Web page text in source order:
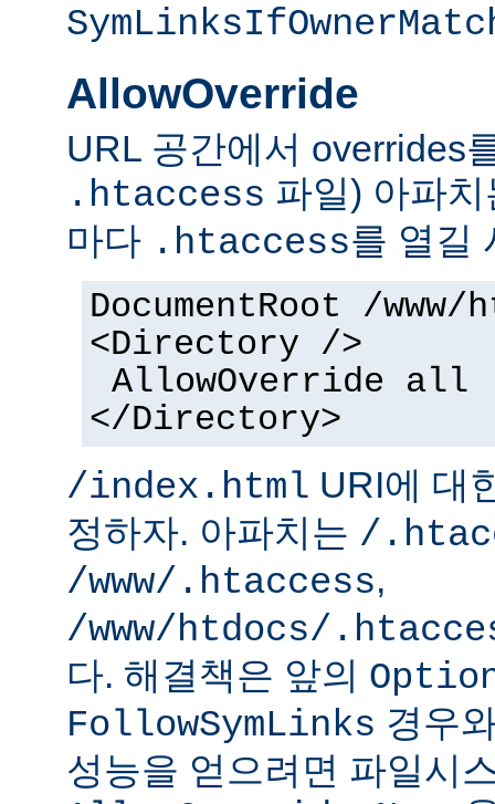
AllowOverride
URL 공간에서 overrides
.htaccess 파일) 아파
마다 .htaccess를 열길
DocumentRoot /www/
<Directory />
AllowOverride all
</Directory>
/index.html URI에 대
정하자. 아파치는 /
/www/.htaccess,
/www/htdocs/
다. 해결책은 앞의
FollowSymLinks 경우
성능을 얻으려면 파일시